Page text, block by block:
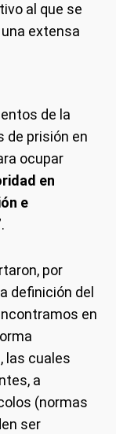
al que se
extensa
de la
de prisión en
ocupar
en
e
por
definición del
en
las cuales
a
(normas
ser